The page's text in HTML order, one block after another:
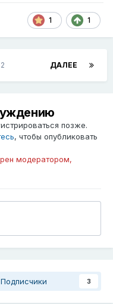
1 1
ДАЛЕЕ
позже.
, чтобы опубликовать
модератором,
Подписчики 3